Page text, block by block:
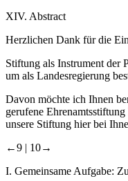
XIV. Abstract
Herzlichen Dank für die
Stiftung als Instrument der
um als Landesregierung
Davon möchte ich Ihnen
gerufene
unsere Stiftung hier bei
←9 | 10→
I. Gemeinsame Aufgabe: